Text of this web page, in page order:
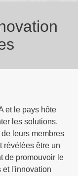
et le pays hôte
les solutions,
leurs membres
révélées être un
de promouvoir le
et l'innovation